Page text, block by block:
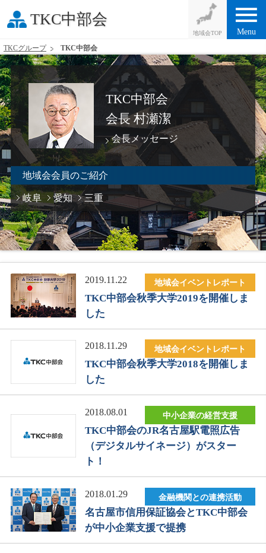
TKC中部会 menu
Menu
TKCグループ TKC中部会
TKC中部会
会長 村瀬潔
会長メッセージ
地域会会員のご紹介
岐阜 愛知 三重
地域会イベントレポート
2019.11.22
TKC中部会秋季大学2019を開催しま
した
地域会イベントレポート
2018.11.29
TKC中部会秋季大学2018を開催しま
した
中小企業の経営支援
2018.08.01
TKC中部会のJR名古屋駅電照広告
（デジタルサイネージ）がスター
ト！
金融機関との連携活動
2018.01.29
名古屋市信用保証協会とTKC中部会
が中小企業支援で提携